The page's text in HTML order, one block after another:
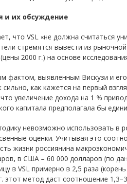
и их обсуждение
что VSL «не должна считаться
стремятся вывести из
2000 г.) на основе
фактом, выявленным Вискузи и
как кажется на первый
увеличение дохода на 1 %
капитала предполагала бы
невозможно использовать в
оценки. Учитывая это
жизни россиянина
в США – 60 000 долларов (по
в VSL примерно в 2,5 раза
этот метод даст соотношение